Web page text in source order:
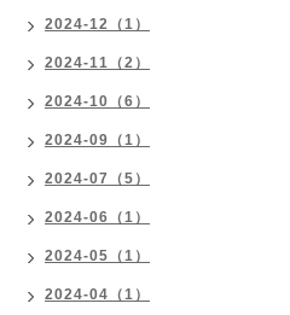
2024-12（1）
2024-11（2）
2024-10（6）
2024-09（1）
2024-07（5）
2024-06（1）
2024-05（1）
2024-04（1）